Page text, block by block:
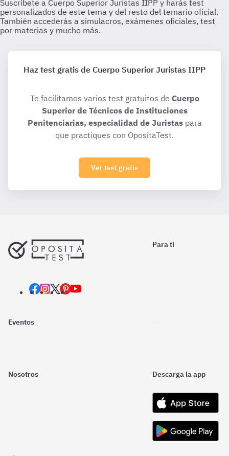
Haz test gratis de Cuerpo Superior Juristas IIPP
Te facilitamos varios test gratuitos de Cuerpo
Superior de Técnicos de Instituciones
Penitenciarias, especialidad de Juristaspara
que practiques con OpositaTest.
Ver test gratis
Para ti
Eventos
Nosotros Descarga la app